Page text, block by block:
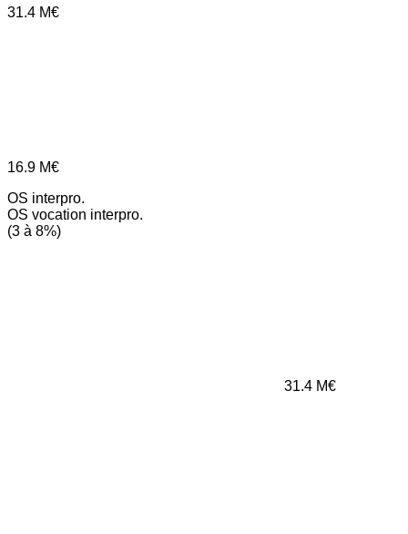
31.4 M€
16.9 M€
OS interpro.
OS vocation interpro.
(3 à 8%)
31.4 M€